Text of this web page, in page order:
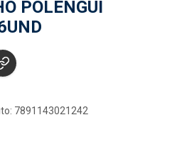
POLENGUI
7891143021242